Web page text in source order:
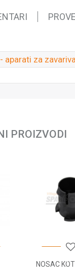
aparati za
PROIZVODI
NOSAC